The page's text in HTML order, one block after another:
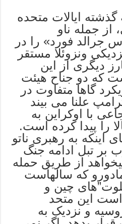
گذشته ایالات متحده
جمله ناو
جرالد فورد» را در
ونزوئلا مستقر
دیگری از این
که دو جناح هیئت
گاها متفاوت در
علنا می بیند
با اوکراین به
را پیدا کرده است.
اینکه به رهبری ناتو
بر تبل ادامه جنگ
از طریق حمله
که سالهاست
چین و
این متحد
و نزدیک به